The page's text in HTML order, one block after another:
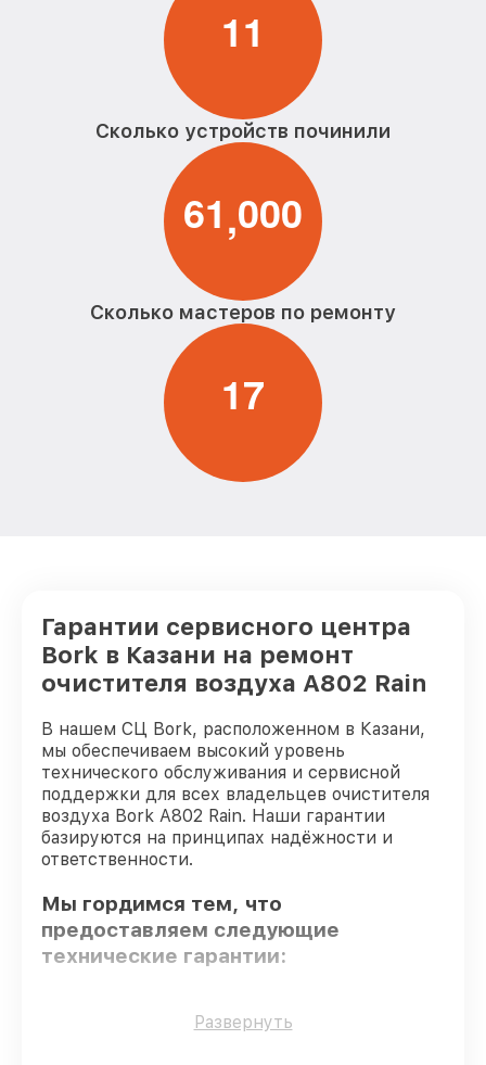
11
Сколько устройств починили
61,000
Сколько мастеров по ремонту
17
Гарантии сервисного центра
Bork в Казани на ремонт
очистителя воздуха A802 Rain
В нашем СЦ Bork, расположенном в Казани,
мы обеспечиваем высокий уровень
технического обслуживания и сервисной
поддержки для всех владельцев очистителя
воздуха Bork A802 Rain. Наши гарантии
базируются на принципах надёжности и
ответственности.
Мы гордимся тем, что
предоставляем следующие
технические гарантии:
Только фирменные комплектующие
Развернуть